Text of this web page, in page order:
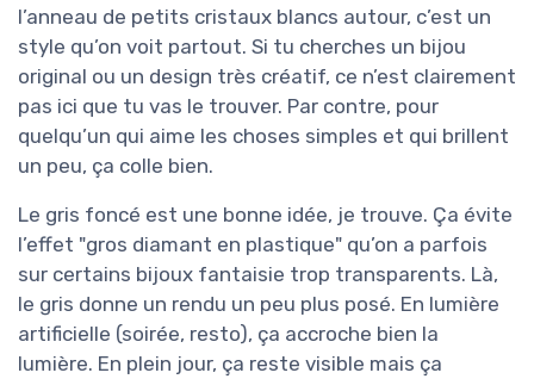
l’anneau de petits cristaux blancs autour, c’est un
style qu’on voit partout. Si tu cherches un bijou
original ou un design très créatif, ce n’est clairement
pas ici que tu vas le trouver. Par contre, pour
quelqu’un qui aime les choses simples et qui brillent
un peu, ça colle bien.
Le gris foncé est une bonne idée, je trouve. Ça évite
l’effet "gros diamant en plastique" qu’on a parfois
sur certains bijoux fantaisie trop transparents. Là,
le gris donne un rendu un peu plus posé. En lumière
artificielle (soirée, resto), ça accroche bien la
lumière. En plein jour, ça reste visible mais ça